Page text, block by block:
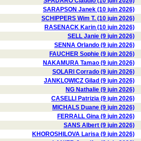
SARAPSON Janek (10 juin 2026)
SCHIPPERS Wim T. (10 juin 2026)
RASENACK Karin (10 juin 2026)
SELL Janie (9 juin 2026)
SENNA Orlando (9 juin 2026)
FAUCHER Sophie (9 juin 2026)
NAKAMURA Tamao (9 juin 2026)
SOLARI Corrado (9 juin 2026)
JANKLOWICZ Gilad (9 juin 2026)
NG Nathalie (9 juin 2026)
CASELLI Patrizia (9 juin 2026)
MICHALS Duane (9 juin 2026)
FERRALL Gina (9 juin 2026)
SANS Albert (9 juin 2026)
KHOROSHILOVA Larisa (9 juin 2026)